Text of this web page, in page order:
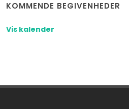
KOMMENDE BEGIVENHEDER
Vis kalender